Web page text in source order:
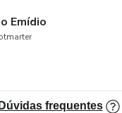
Emídio
Dúvidas frequentes